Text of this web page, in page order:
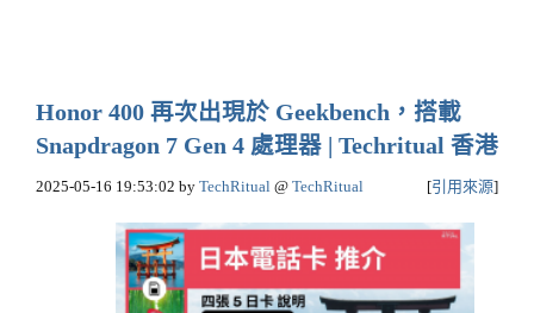
Honor 400 再次出現於 Geekbench，搭載
Snapdragon 7 Gen 4 處理器 | Techritual 香港
2025-05-16 19:53:02 by TechRitual @ TechRitual [引用來源]